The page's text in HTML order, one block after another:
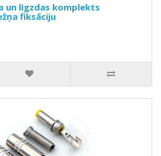
un ligzdas komplekts
fiksāciju